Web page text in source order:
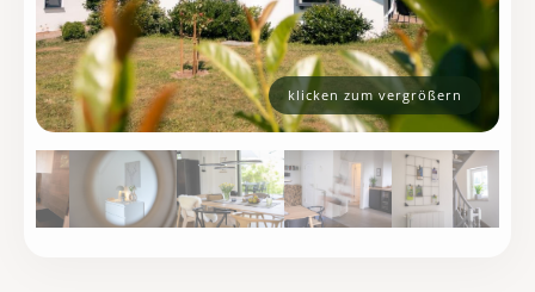
klicken zum vergrößern